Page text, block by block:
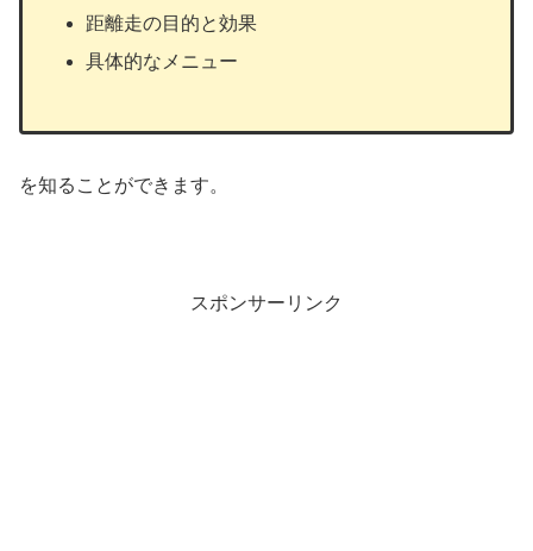
距離走の目的と効果
具体的なメニュー
を知ることができます。
スポンサーリンク